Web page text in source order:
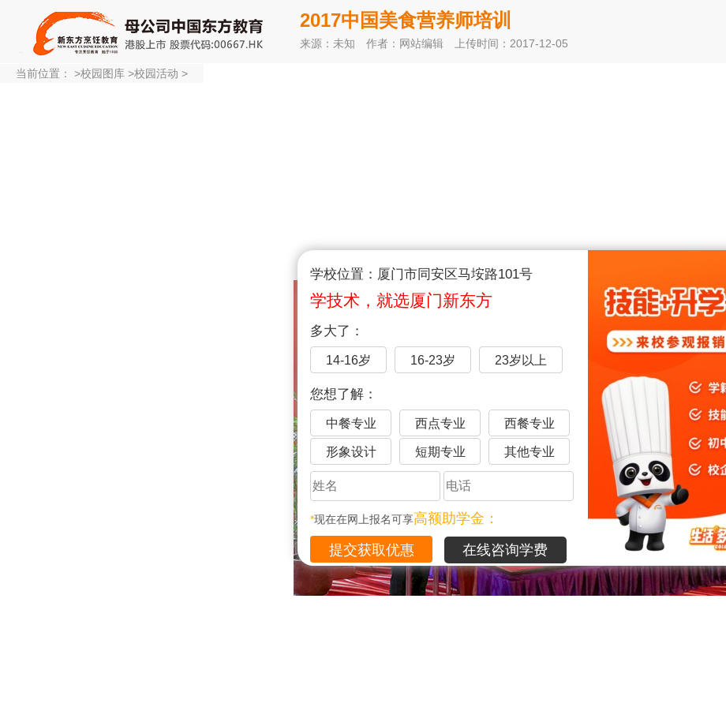
学校位置：厦门市同安区马垵路101号
学技术，就选厦门新东方
多大了：
14-16岁 16-23岁 23岁以上
您想了解：
中餐专业 西点专业 西餐专业
形象设计 短期专业 其他专业
*现在在网上报名可享高额助学金：
在线咨询学费
2017中国美食营养师培训
来源：未知 作者：网站编辑 上传时间：2017-12-05
当前位置： >校园图库 >校园活动 >